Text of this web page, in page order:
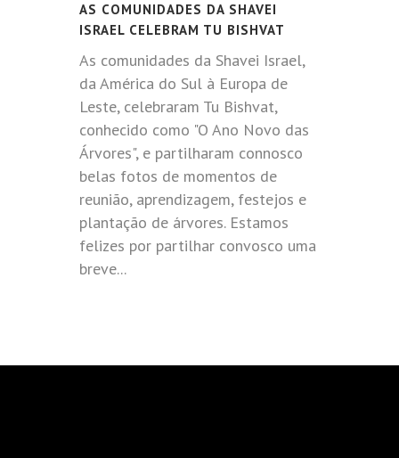
AS COMUNIDADES DA SHAVEI
ISRAEL CELEBRAM TU BISHVAT
As comunidades da Shavei Israel,
da América do Sul à Europa de
Leste, celebraram Tu Bishvat,
conhecido como "O Ano Novo das
Árvores", e partilharam connosco
belas fotos de momentos de
reunião, aprendizagem, festejos e
plantação de árvores. Estamos
felizes por partilhar convosco uma
breve...